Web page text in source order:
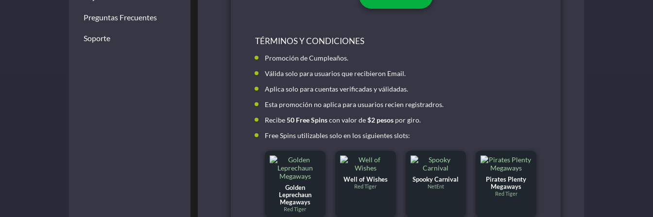
Preguntas Frecuentes
Soporte TÉRMINOS Y CONDICIONES
Promoción de Cumpleaños.
Válida solo para usuarios que recibieron Email.
Aplica solo para cuentas verificadas y válidadas.
Esta promoción no aplica para usuarios recien registradros.
Recibe50 Free Spinscon valor de$2 pesos por giro.
Free Spins utilizables solo en los siguientes slots:
Golden
Leprechaun
Megaways
Red Tiger
Well of Wishes
Red Tiger
Spooky Carnival
NetEnt
Pirates Plenty
Megaways
Red Tiger